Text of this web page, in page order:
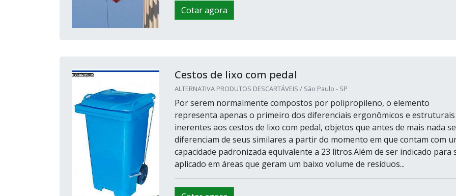
Cotar agora
Cestos de lixo com pedal
ALTERNATIVA PRODUTOS DESCARTÁVEIS / São Paulo - SP
Por serem normalmente compostos por polipropileno, o elemento
representa apenas o primeiro dos diferenciais ergonômicos e estruturais
inerentes aos cestos de lixo com pedal, objetos que antes de mais nada se
diferenciam de seus similares a partir do momento em que contam com
capacidade padronizada equivalente a 23 litros.Além de ser indicado para
aplicado em áreas que geram um baixo volume de resíduos...